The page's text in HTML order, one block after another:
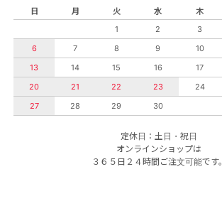
日 月 火 水 木
1
2 3
6
7 8 9 10
13
14 15 16 17
20
21 22 23 24
27
28 29 30
定休日：土日・祝日
オンラインショップは
３６５日２４時間ご注文可能です。